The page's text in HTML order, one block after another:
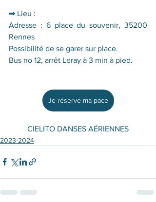
➡ Lieu :
Adresse : 6 place du souvenir, 35200
Rennes
Possibilité de se garer sur place.
Bus no 12, arrêt Leray à 3 min à pied.
Je réserve ma pace
CIELITO DANSES AÉRIENNES
2023-2024